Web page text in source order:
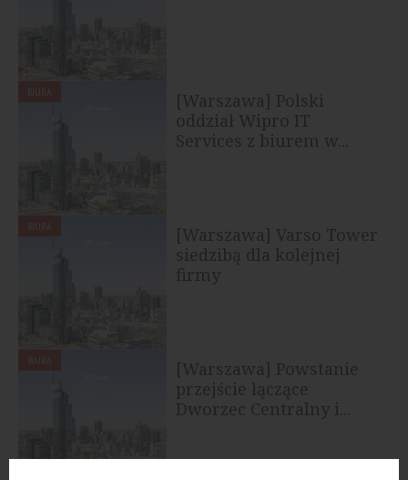
[Warszawa] Polski
oddział Wipro IT
Services z biurem w...
[Warszawa] Varso Tower
siedzibą dla kolejnej
firmy
[Warszawa] Powstanie
przejście łączące
Dworzec Centralny i...